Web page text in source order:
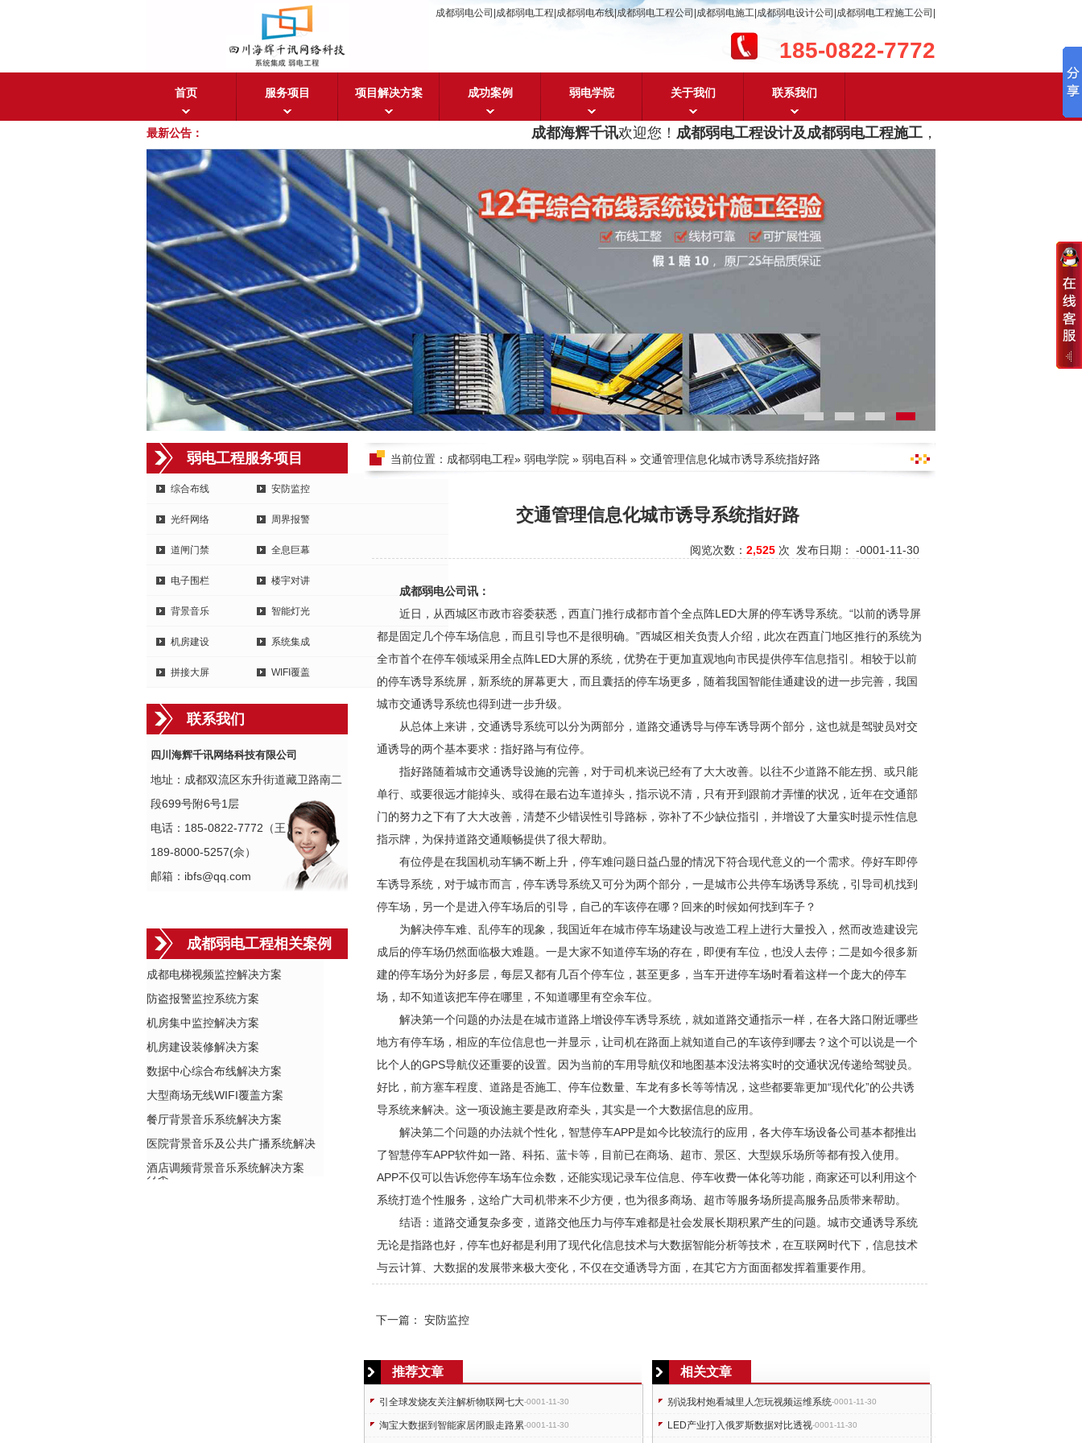
成都弱电公司|成都弱电工程|成都弱电布线|成都弱电工程公司|成都弱电施工|成都弱电设计公司|成都弱电工程施工公司|
185-0822-7772
首页 服务项目 项目解决方案 成功案例 弱电学院 关于我们 联系我们
最新公告： 成都海辉千讯欢迎您！成都弱电工程设计及成都弱电工程施工，含
弱电工程服务项目
综合布线 安防监控
光纤网络 周界报警
道闸门禁 全息巨幕
电子围栏 楼宇对讲
背景音乐 智能灯光
机房建设 系统集成
拼接大屏 WIFI覆盖
联系我们
四川海辉千讯网络科技有限公司
地址：成都双流区东升街道藏卫路南二
段699号附6号1层
电话：185-0822-7772（王）
189-8000-5257(佘）
邮箱：ibfs@qq.com
成都弱电工程相关案例
成都电梯视频监控解决方案
防盗报警监控系统方案
机房集中监控解决方案
机房建设装修解决方案
数据中心综合布线解决方案
大型商场无线WIFI覆盖方案
餐厅背景音乐系统解决方案
医院背景音乐及公共广播系统解决
方案
酒店调频背景音乐系统解决方案
当前位置： 成都弱电工程» 弱电学院 » 弱电百科 » 交通管理信息化城市诱导系统指好路
交通管理信息化城市诱导系统指好路
阅览次数： 2,525 次 发布日期： -0001-11-30
成都弱电公司讯：
近日，从西城区市政市容委获悉，西直门推行成都市首个全点阵LED大屏的停车诱导系统。“以前的诱导屏
都是固定几个停车场信息，而且引导也不是很明确。”西城区相关负责人介绍，此次在西直门地区推行的系统为
全市首个在停车领域采用全点阵LED大屏的系统，优势在于更加直观地向市民提供停车信息指引。相较于以前
的停车诱导系统屏，新系统的屏幕更大，而且囊括的停车场更多，随着我国智能佳通建设的进一步完善，我国
城市交通诱导系统也得到进一步升级。
从总体上来讲，交通诱导系统可以分为两部分，道路交通诱导与停车诱导两个部分，这也就是驾驶员对交
通诱导的两个基本要求：指好路与有位停。
指好路随着城市交通诱导设施的完善，对于司机来说已经有了大大改善。以往不少道路不能左拐、或只能
单行、或要很远才能掉头、或得在最右边车道掉头，指示说不清，只有开到跟前才弄懂的状况，近年在交通部
门的努力之下有了大大改善，清楚不少错误性引导路标，弥补了不少缺位指引，并增设了大量实时提示性信息
指示牌，为保持道路交通顺畅提供了很大帮助。
有位停是在我国机动车辆不断上升，停车难问题日益凸显的情况下符合现代意义的一个需求。停好车即停
车诱导系统，对于城市而言，停车诱导系统又可分为两个部分，一是城市公共停车场诱导系统，引导司机找到
停车场，另一个是进入停车场后的引导，自己的车该停在哪？回来的时候如何找到车子？
为解决停车难、乱停车的现象，我国近年在城市停车场建设与改造工程上进行大量投入，然而改造建设完
成后的停车场仍然面临极大难题。一是大家不知道停车场的存在，即便有车位，也没人去停；二是如今很多新
建的停车场分为好多层，每层又都有几百个停车位，甚至更多，当车开进停车场时看着这样一个庞大的停车
场，却不知道该把车停在哪里，不知道哪里有空余车位。
解决第一个问题的办法是在城市道路上增设停车诱导系统，就如道路交通指示一样，在各大路口附近哪些
地方有停车场，相应的车位信息也一并显示，让司机在路面上就知道自己的车该停到哪去？这个可以说是一个
比个人的GPS导航仪还重要的设置。因为当前的车用导航仪和地图基本没法将实时的交通状况传递给驾驶员。
好比，前方塞车程度、道路是否施工、停车位数量、车龙有多长等等情况，这些都要靠更加“现代化”的公共诱
导系统来解决。这一项设施主要是政府牵头，其实是一个大数据信息的应用。
解决第二个问题的办法就个性化，智慧停车APP是如今比较流行的应用，各大停车场设备公司基本都推出
了智慧停车APP软件如一路、科拓、蓝卡等，目前已在商场、超市、景区、大型娱乐场所等都有投入使用。
APP不仅可以告诉您停车场车位余数，还能实现记录车位信息、停车收费一体化等功能，商家还可以利用这个
系统打造个性服务，这给广大司机带来不少方便，也为很多商场、超市等服务场所提高服务品质带来帮助。
结语：道路交通复杂多变，道路交他压力与停车难都是社会发展长期积累产生的问题。城市交通诱导系统
无论是指路也好，停车也好都是利用了现代化信息技术与大数据智能分析等技术，在互联网时代下，信息技术
与云计算、大数据的发展带来极大变化，不仅在交通诱导方面，在其它方方面面都发挥着重要作用。
下一篇： 安防监控
推荐文章
引全球发烧友关注解析物联网七大-0001-11-30
淘宝大数据到智能家居闭眼走路累-0001-11-30
相关文章
别说我村炮看城里人怎玩视频运维系统-0001-11-30
LED产业打入俄罗斯数据对比透视-0001-11-30